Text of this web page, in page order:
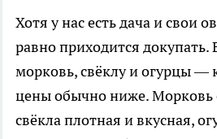
Хотя у нас есть дача и свои
равно приходится
морковь, свёклу и огурцы —
цены обычно ниже. Морковь
свёкла плотная и вкусная,